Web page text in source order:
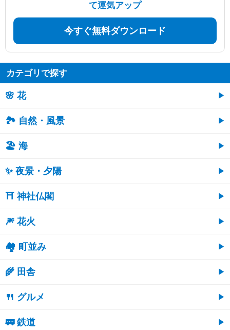
て運気アップ
今すぐ無料ダウンロード
カテゴリで探す
🌸 花
🏞️ 自然・風景
🏖 海
✨ 夜景・夕陽
⛩ 神社仏閣
🎆 花火
🏘 町並み
🌾 田舎
🍴 グルメ
🚃 鉄道